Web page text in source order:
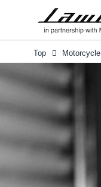
Top Motorcycle